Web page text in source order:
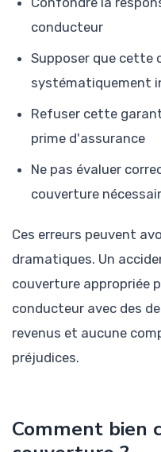
conducteur
Supposer que cette
systématiquement
Refuser cette
prime d'assurance
Ne pas évaluer
couverture
Ces erreurs peuvent
dramatiques. Un
couverture appropriée
conducteur avec des
revenus et aucune
préjudices.
Comment bien